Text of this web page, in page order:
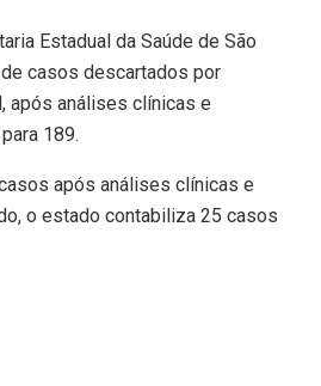
Estadual da Saúde de São
casos descartados por
após análises clínicas e
189.
após análises clínicas e
o estado contabiliza 25 casos